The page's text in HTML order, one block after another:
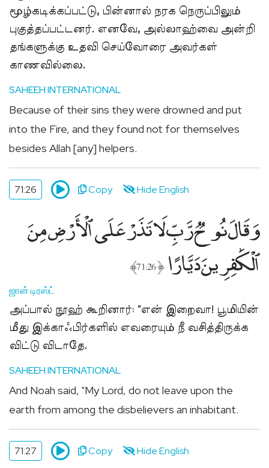
மூழ்கடிக்கப்பட்டு, பின்னால் நரக நெருப்பிலும்
புகுத்தப்பட்டனர். எனவே, அல்லாஹ்வை அன்றி
தங்களுக்கு உதவி செய்வோரை அவர்கள்
காணவில்லை.
SAHEEH INTERNATIONAL
Because of their sins they were drowned and put
into the Fire, and they found not for themselves
besides Allah [any] helpers.
71:26 Copy Hide English
وَقَالَ نُوحٌۭ رَّبِّ لَا تَذَرْ عَلَى ٱلْأَرْضِ مِنَ
ٱلْكَٰفِرِينَ دَيَّارًا ﴿71:26﴾
ஜான் டிரஸ்ட்
அப்பால் நூஹ் கூறினார்: "என் இறைவா! பூமியின்
மீது இக்காஃபிர்களில் எவரையும் நீ வசித்திருக்க
விட்டு விடாதே.
SAHEEH INTERNATIONAL
And Noah said, "My Lord, do not leave upon the
earth from among the disbelievers an inhabitant.
71:27 Copy Hide English